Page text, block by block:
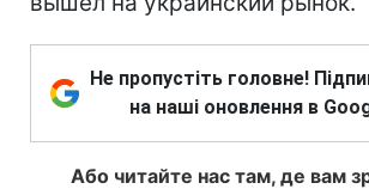
Не пропустіть головне!
на наші оновлення в
Або читайте нас там, де вам